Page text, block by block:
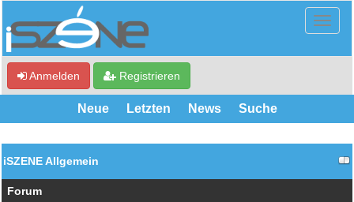
Anmelden Registrieren
Neue Letzten News Suche
iSZENE Allgemein
Forum